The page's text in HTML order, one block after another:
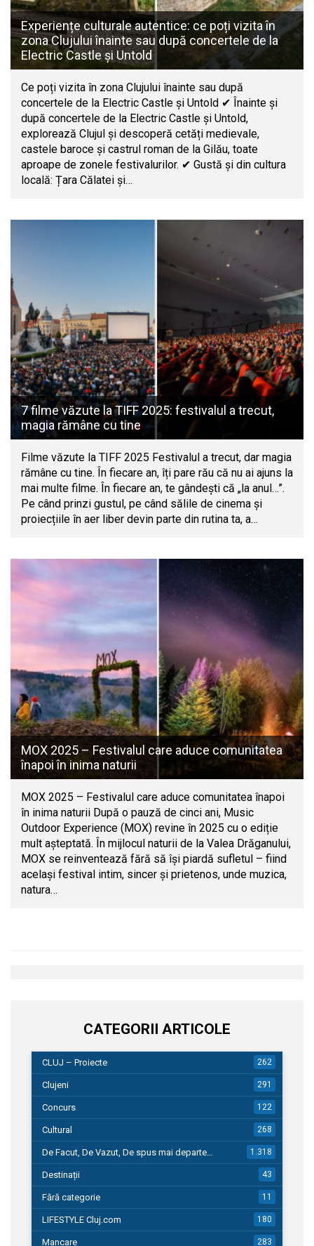
Experiențe culturale autentice: ce poți vizita în
zona Clujului înainte sau după concertele de la
Electric Castle și Untold
Ce poți vizita în zona Clujului înainte sau după
concertele de la Electric Castle și Untold ✔ Înainte și
după concertele de la Electric Castle și Untold,
explorează Clujul și descoperă cetăți medievale,
castele baroce și castrul roman de la Gilău, toate
aproape de zonele festivalurilor. ✔ Gustă și din cultura
locală: Țara Călatei și…
7 filme văzute la TIFF 2025: festivalul a trecut,
magia rămâne cu tine
Filme văzute la TIFF 2025 Festivalul a trecut, dar magia
rămâne cu tine. În fiecare an, îți pare rău că nu ai ajuns la
mai multe filme. În fiecare an, te gândești că „la anul…”.
Pe când prinzi gustul, pe când sălile de cinema și
proiecțiile în aer liber devin parte din rutina ta, a…
MOX 2025 – Festivalul care aduce comunitatea
înapoi în inima naturii
MOX 2025 – Festivalul care aduce comunitatea înapoi
în inima naturii După o pauză de cinci ani, Music
Outdoor Experience (MOX) revine în 2025 cu o ediție
mult așteptată. În mijlocul naturii de la Valea Drăganului,
MOX se reinventează fără să își piardă sufletul – fiind
același festival intim, sincer și prietenos, unde muzica,
natura…
CATEGORII ARTICOLE
CLUJ – Proiecte 262
Clujeni 291
Concurs 122
Cultural 268
De Facut, De Vazut, De spus mai departe… 1.318
Destinații 43
Fără categorie 11
LIFESTYLE Cluj.com 180
Mancare 283